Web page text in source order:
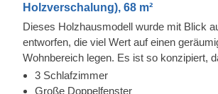
Holzverschalung), 68 m²
Dieses Holzhausmodell wurde mit Blick
entworfen, die viel Wert auf einen
Wohnbereich legen. Es ist so konzipiert,
Personen bequem in drei separaten
untergebracht werden können. Das Haus
3 Schlafzimmer
Große Doppelfenster